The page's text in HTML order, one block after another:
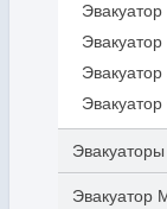
Эвакуатор